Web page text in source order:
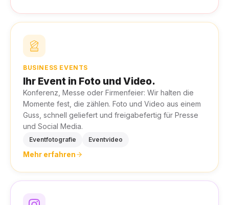
BUSINESS EVENTS
Ihr Event in Foto und Video.
Konferenz, Messe oder Firmenfeier: Wir halten die
Momente fest, die zählen. Foto und Video aus einem
Guss, schnell geliefert und freigabefertig für Presse
und Social Media.
Eventfotografie Eventvideo
Mehr erfahren